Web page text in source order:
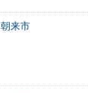
朝来市